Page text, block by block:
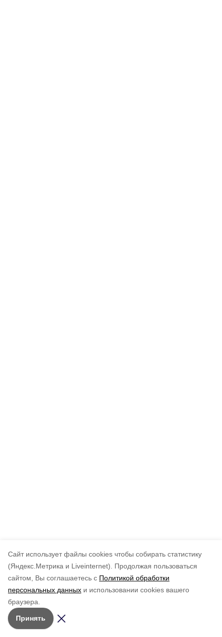
Cайт использует файлы cookies чтобы собирать статистику
(Яндекс.Метрика и Liveinternet).
Продолжая пользоваться
сайтом, Вы соглашаетесь с Политикой обработки
персональных данных и использовании cookies вашего
браузера.
Принять